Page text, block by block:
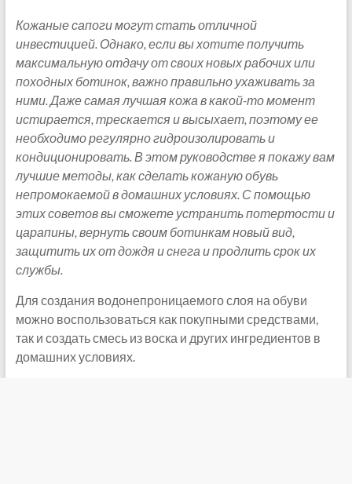
Кожаные сапоги могут стать отличной
инвестицией. Однако, если вы хотите получить
максимальную отдачу от своих новых рабочих или
походных ботинок, важно правильно ухаживать за
ними. Даже самая лучшая кожа в какой-то момент
истирается, трескается и высыхает, поэтому ее
необходимо регулярно гидроизолировать и
кондиционировать. В этом руководстве я покажу вам
лучшие методы, как сделать кожаную обувь
непромокаемой в домашних условиях. С помощью
этих советов вы сможете устранить потертости и
царапины, вернуть своим ботинкам новый вид,
защитить их от дождя и снега и продлить срок их
службы.
Для создания водонепроницаемого слоя на обуви
можно воспользоваться как покупными средствами,
так и создать смесь из воска и других ингредиентов в
домашних условиях.